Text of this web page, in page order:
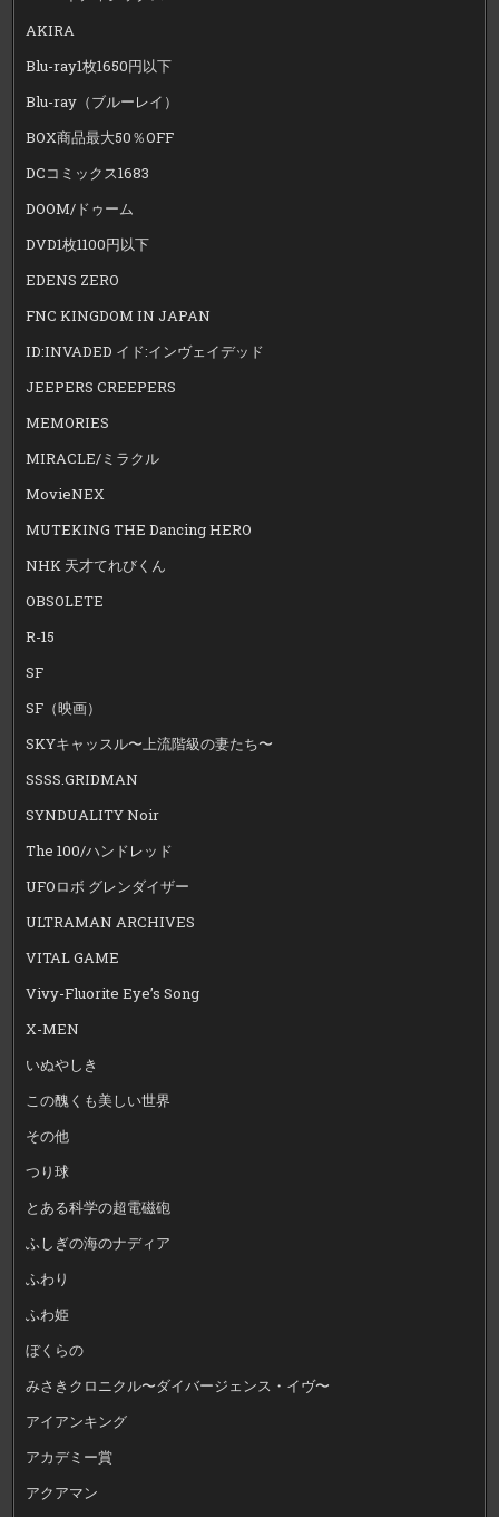
AKIRA
Blu-ray1枚1650円以下
Blu-ray（ブルーレイ）
BOX商品最大50％OFF
DCコミックス1683
DOOM/ドゥーム
DVD1枚1100円以下
EDENS ZERO
FNC KINGDOM IN JAPAN
ID:INVADED イド:インヴェイデッド
JEEPERS CREEPERS
MEMORIES
MIRACLE/ミラクル
MovieNEX
MUTEKING THE Dancing HERO
NHK 天才てれびくん
OBSOLETE
R-15
SF
SF（映画）
SKYキャッスル〜上流階級の妻たち〜
SSSS.GRIDMAN
SYNDUALITY Noir
The 100/ハンドレッド
UFOロボ グレンダイザー
ULTRAMAN ARCHIVES
VITAL GAME
Vivy-Fluorite Eye’s Song
X-MEN
いぬやしき
この醜くも美しい世界
その他
つり球
とある科学の超電磁砲
ふしぎの海のナディア
ふわり
ふわ姫
ぼくらの
みさきクロニクル〜ダイバージェンス・イヴ〜
アイアンキング
アカデミー賞
アクアマン